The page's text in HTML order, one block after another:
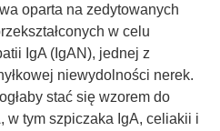
oparta na zedytowanych
w celu
IgA (IgAN), jednej z
niewydolności nerek.
stać się wzorem do
w tym szpiczaka IgA, celiakii i